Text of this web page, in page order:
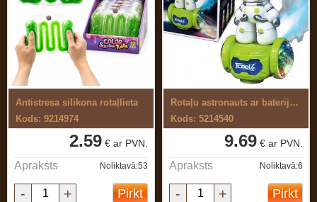
Antistresa silikona rotaļlieta
Kods: 9214974
2.59 € ar PVN.
Apraksts Noliktavā:53
- + Pirkt
Rotaļu astronauts ar baterijām
Kods: 5214540
9.69 € ar PVN.
Apraksts Noliktavā:6
- + Pirkt